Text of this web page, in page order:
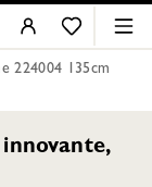
224004 135cm